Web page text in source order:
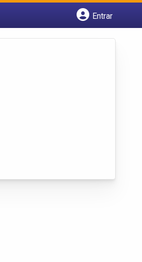
Entrar